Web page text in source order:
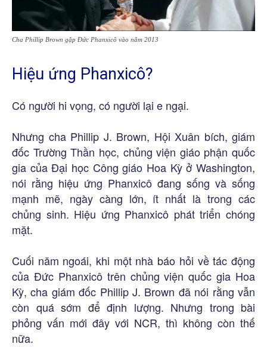
Cha Phillip Brown gặp Đức Phanxicô vào năm 2013
Hiệu ứng Phanxicô?
Có người hi vọng, có người lại e ngại.
Nhưng cha Phillip J. Brown, Hội Xuân bích, giám
đốc Trường Thần học, chủng viện giáo phận quốc
gia của Đại học Công giáo Hoa Kỳ ở Washington,
nói rằng hiệu ứng Phanxicô đang sống và sống
mạnh mẽ, ngày càng lớn, ít nhất là trong các
chủng sinh. Hiệu ứng Phanxicô phát triển chóng
mặt.
Cuối năm ngoái, khi một nhà báo hỏi về tác động
của Đức Phanxicô trên chủng viện quốc gia Hoa
Kỳ, cha giám đốc Phillip J. Brown đã nói rằng vẫn
còn quá sớm để định lượng. Nhưng trong bài
phỏng vấn mới đây với NCR, thì không còn thế
nữa.